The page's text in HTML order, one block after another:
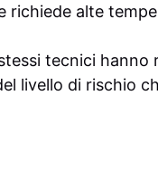
alte
tecnici
livello di rischio